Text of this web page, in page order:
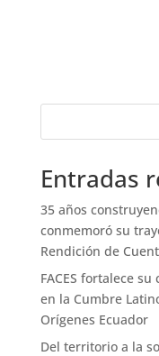
Entradas
35 años
conmemoró su
Rendición de
FACES fortalece
en la Cumbre
Orígenes Ecuador
Del territorio a la